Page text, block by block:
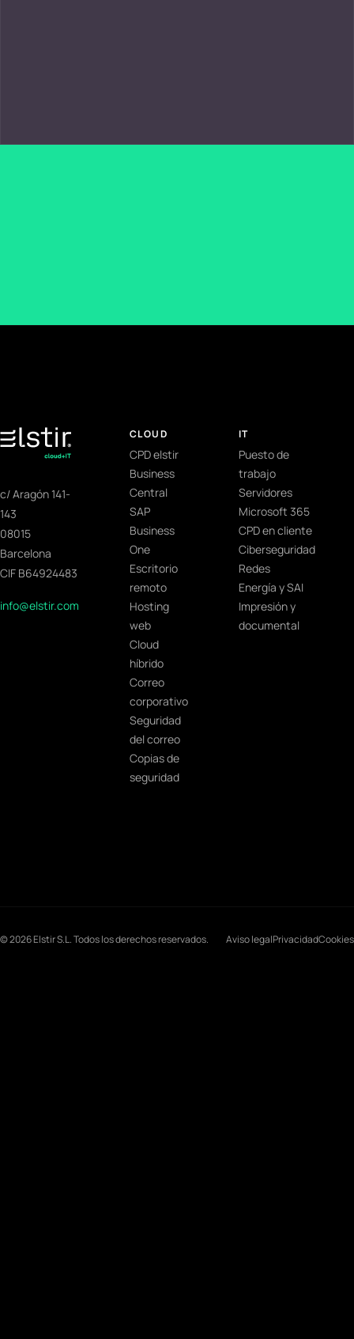
c/ Aragón 141-
143
08015
Barcelona
CIF B64924483
info@elstir.com
CLOUD
CPD elstir
Business
Central
SAP
Business
One
Escritorio
remoto
Hosting
web
Cloud
híbrido
Correo
corporativo
Seguridad
del correo
Copias de
seguridad
IT
Puesto de
trabajo
Servidores
Microsoft 365
CPD en cliente
Ciberseguridad
Redes
Energía y SAI
Impresión y
documental
© 2026 Elstir S.L. Todos los derechos reservados. Aviso legalPrivacidadCookies